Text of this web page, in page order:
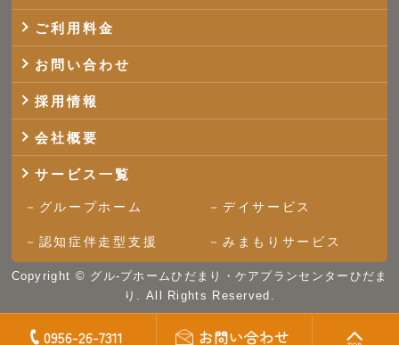
0956-26-7311 お問い合わせ
ご利用料金
お問い合わせ
採用情報
会社概要
サービス一覧
グループホーム デイサービス
認知症伴走型支援 みまもりサービス
Copyright © グル-プホームひだまり・ケアプランセンターひだま
り. All Rights Reserved.